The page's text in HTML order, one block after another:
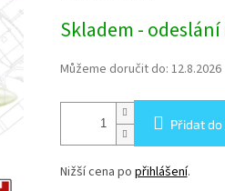
cena:
Skladem -
Můžeme doručit do: 12.8.2026
Přidat do
Nižší cena po přihlášení.